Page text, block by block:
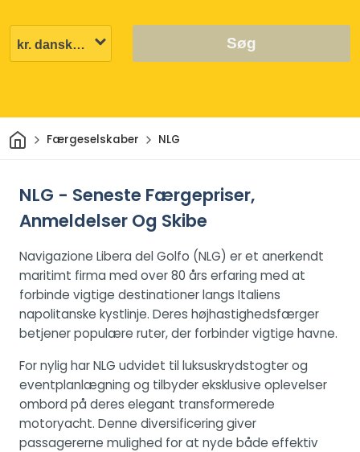
Søg
HjemFærgeselskaber NLG
NLG - Seneste Færgepriser,
Anmeldelser Og Skibe
Navigazione Libera del Golfo (NLG) er et anerkendt
maritimt firma med over 80 års erfaring med at
forbinde vigtige destinationer langs Italiens
napolitanske kystlinje. Deres højhastighedsfærger
betjener populære ruter, der forbinder vigtige havne.
For nylig har NLG udvidet til luksuskrydstogter og
eventplanlægning og tilbyder eksklusive oplevelser
ombord på deres elegant transformerede
motoryacht. Denne diversificering giver
passagererne mulighed for at nyde både effektiv